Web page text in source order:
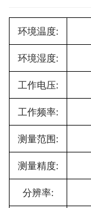
环境温度:
环境湿度:
工作电压:
工作频率:
测量范围:
测量精度:
分辨率: